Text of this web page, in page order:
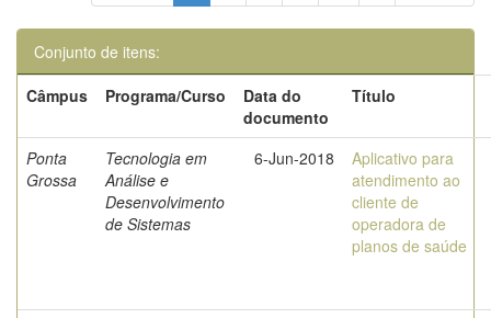
Conjunto de itens:
Câmpus
Programa/Curso
Data do
documento
Título
Ponta
Grossa
Tecnologia em
Análise e
Desenvolvimento
de Sistemas
6-Jun-2018
Aplicativo para
atendimento ao
cliente de
operadora de
planos de saúde